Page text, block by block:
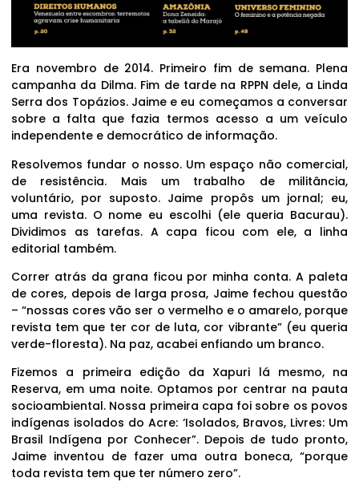
Era novembro de 2014. Primeiro fim de semana. Plena
campanha da Dilma. Fim de tarde na RPPN dele, a Linda
Serra dos Topázios. Jaime e eu começamos a conversar
sobre a falta que fazia termos acesso a um veículo
independente e democrático de informação.
Resolvemos fundar o nosso. Um espaço não comercial,
de resistência. Mais um trabalho de militância,
voluntário, por suposto. Jaime propôs um jornal; eu,
uma revista. O nome eu escolhi (ele queria Bacurau).
Dividimos as tarefas. A capa ficou com ele, a linha
editorial também.
Correr atrás da grana ficou por minha conta. A paleta
de cores, depois de larga prosa, Jaime fechou questão
– “nossas cores vão ser o vermelho e o amarelo, porque
revista tem que ter cor de luta, cor vibrante” (eu queria
verde-floresta). Na paz, acabei enfiando um branco.
Fizemos a primeira edição da Xapuri lá mesmo, na
Reserva, em uma noite. Optamos por centrar na pauta
socioambiental. Nossa primeira capa foi sobre os povos
indígenas isolados do Acre: ‘Isolados, Bravos, Livres: Um
Brasil Indígena por Conhecer”. Depois de tudo pronto,
Jaime inventou de fazer uma outra boneca, “porque
toda revista tem que ter número zero”.